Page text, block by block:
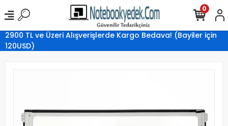
2900 TL ve Üzeri Alışverişlerde Kargo Bedava! (Bayiler için
120USD)
0